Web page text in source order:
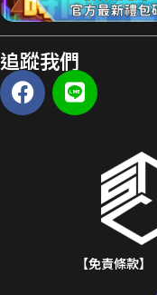
追蹤我們
【免責條款】